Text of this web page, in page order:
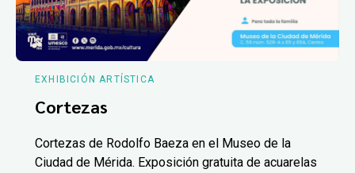
EXHIBICIÓN ARTÍSTICA
Cortezas
Cortezas de Rodolfo Baeza en el Museo de la
Ciudad de Mérida. Exposición gratuita de acuarelas